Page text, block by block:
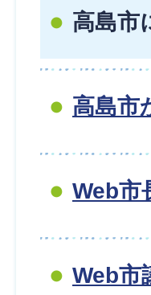
高島市
高島市
Web市
Web市